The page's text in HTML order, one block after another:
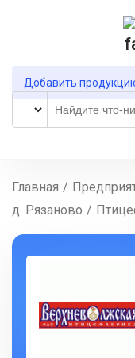
Добавить
Главная /
д. Рязаново /